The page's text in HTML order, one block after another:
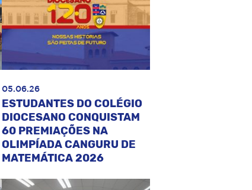
05.06.26
ESTUDANTES DO COLÉGIO
DIOCESANO CONQUISTAM
60 PREMIAÇÕES NA
OLIMPÍADA CANGURU DE
MATEMÁTICA 2026